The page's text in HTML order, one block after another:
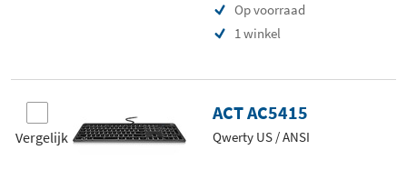
Op voorraad
1 winkel
Vergelijk
ACT AC5415
Qwerty US / ANSI